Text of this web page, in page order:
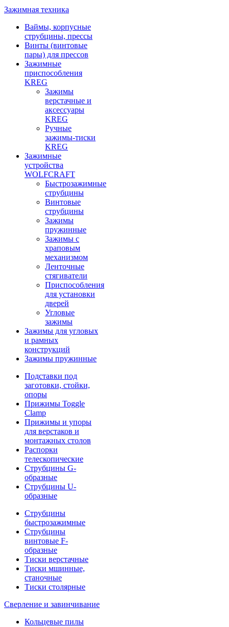
Зажимная техника
Ваймы, корпусные
струбцины, прессы
Винты (винтовые
пары) для прессов
Зажимные
приспособления
KREG
Зажимы
верстачные и
аксессуары
KREG
Ручные
зажимы-тиски
KREG
Зажимные
устройства
WOLFCRAFT
Быстрозажимные
струбцины
Винтовые
струбцины
Зажимы
пружинные
Зажимы с
храповым
механизмом
Ленточные
стягиватели
Приспособления
для установки
дверей
Угловые
зажимы
Зажимы для угловых
и рамных
конструкций
Зажимы пружинные
Подставки под
заготовки, стойки,
опоры
Прижимы Toggle
Clamp
Прижимы и упоры
для верстаков и
монтажных столов
Распорки
телескопические
Струбцины G-
образные
Струбцины U-
образные
Струбцины
быстрозажимные
Струбцины
винтовые F-
образные
Тиски верстачные
Тиски мшинные,
станочные
Тиски столярные
Сверление и завинчивание
Кольцевые пилы